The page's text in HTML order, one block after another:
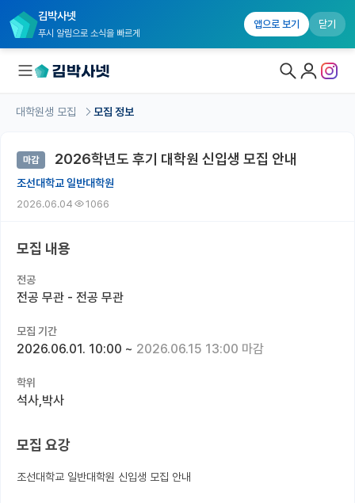
김박사넷
푸시 알림으로 소식을 빠르게
앱으로 보기 닫기
대학원생 모집 홈
전공별 모집 정보
지역별 모집 정보
국내대학원 정보
연구실&오픈랩
커뮤니티
유학교육
이벤트
대학원생 모집 모집 정보
마감 2026학년도 후기 대학원 신입생 모집 안내
조선대학교 일반대학원
2026.06.04 1066
모집 내용
전공
전공 무관 - 전공 무관
모집 기간
2026.06.01. 10:00 ~ 2026.06.15 13:00 마감
학위
석사,박사
모집 요강
조선대학교 일반대학원 신입생 모집 안내